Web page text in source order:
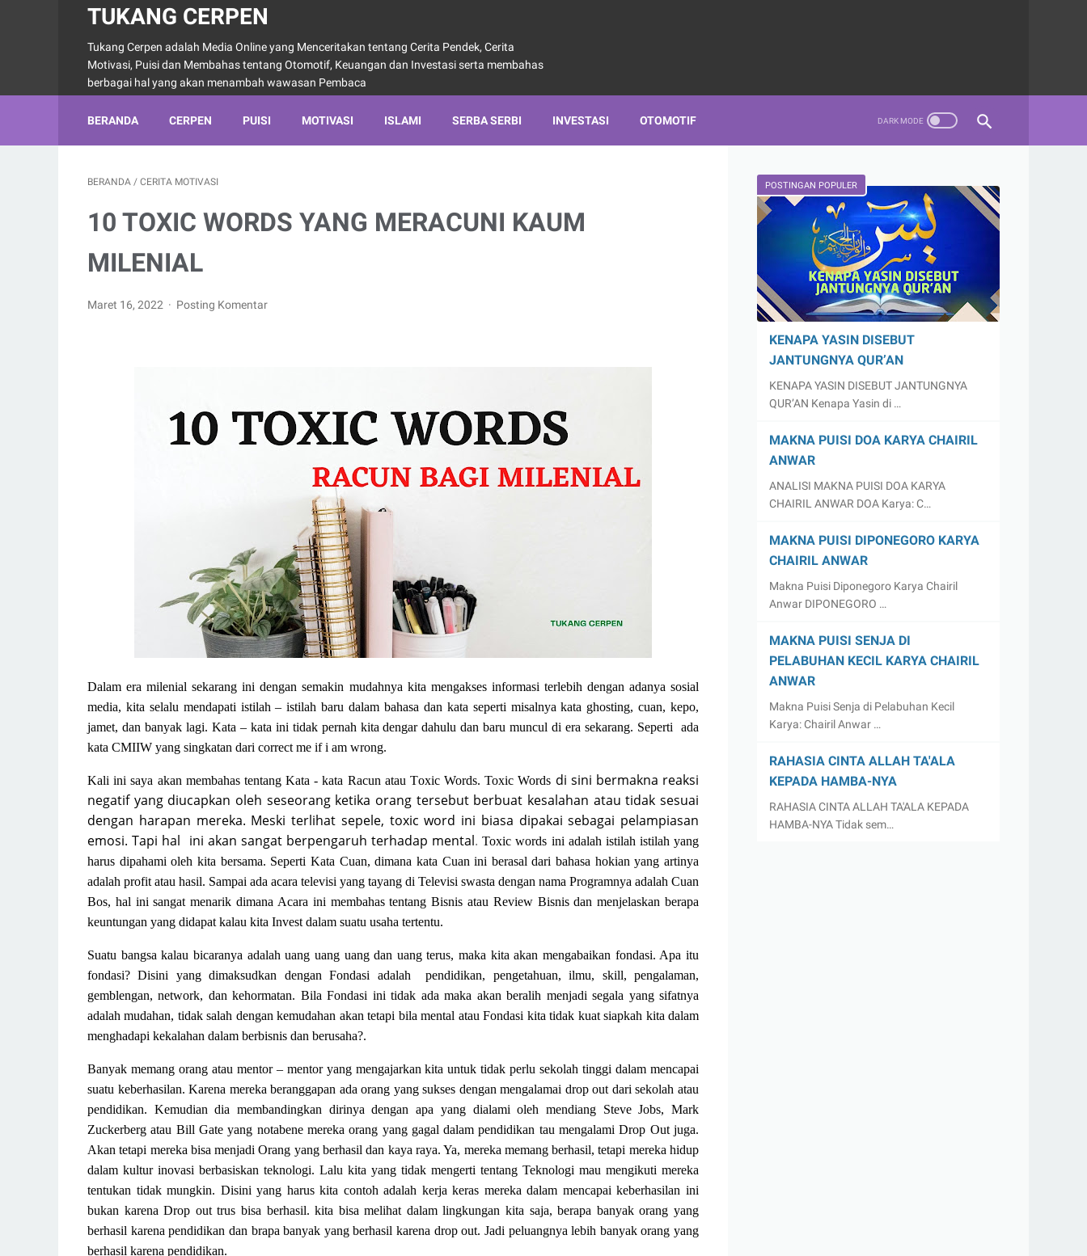
TUKANG CERPEN
Tukang Cerpen adalah Media Online yang Menceritakan tentang Cerita Pendek, Cerita
Motivasi, Puisi dan Membahas tentang Otomotif, Keuangan dan Investasi serta membahas
berbagai hal yang akan menambah wawasan Pembaca
BERANDA CERPEN PUISI MOTIVASI ISLAMI SERBA SERBI INVESTASI OTOMOTIF
BERANDA / CERITA MOTIVASI
10 TOXIC WORDS YANG MERACUNI KAUM
MILENIAL
Maret 16, 2022 Posting Komentar
Dalam era milenial sekarang ini dengan semakin mudahnya kita mengakses informasi terlebih dengan adanya sosial
media, kita selalu mendapati istilah–istilah baru dalam bahasa dan kata seperti misalnya kata ghosting, cuan, kepo,
jamet, dan banyak lagi. Kata – kata ini tidak pernah kita dengar dahulu dan baru muncul di era sekarang. Seperti
ada
kata CMIIW yang singkatan dari correct me if i am wrong.
Kali ini saya akan membahas tentang Kata - kata Racun atau ToxicWords.Toxic Words di sini bermakna reaksi
negatif yang diucapkan oleh seseorang ketika orang tersebut berbuat kesalahan atau tidak sesuai
dengan harapan mereka. Meski terlihat sepele, toxic word ini biasa dipakai sebagai pelampiasan
emosi. Tapi hal ini akan sangat berpengaruh terhadap mental. Toxic words ini adalah istilah istilah yang
harus dipahami oleh kita bersama. Seperti Kata Cuan, dimana kata Cuan ini berasal dari bahasa hokian yang artinya
adalah profit atau hasil. Sampai ada acara televisi yang tayang di Televisi swasta dengan nama Programnya adalah Cuan
Bos, hal ini sangat menarik dimana Acara ini membahas tentang Bisnis atau Review Bisnis dan menjelaskan berapa
keuntungan yang didapat kalau kita Invest dalam suatu usaha tertentu.
Suatu bangsa kalau bicaranya adalah uang uang uang dan uang terus, maka kita akan mengabaikan fondasi. Apa itu
fondasi? Disini yang dimaksudkan dengan Fondasi adalah
pendidikan, pengetahuan, ilmu, skill, pengalaman,
gemblengan, network, dan kehormatan. Bila Fondasi ini tidak ada maka akan beralih menjadi segala yang sifatnya
adalah mudahan, tidak salah dengan kemudahan akan tetapi bila mental atau Fondasi kita tidak kuat siapkah kita dalam
menghadapi kekalahan dalam berbisnis dan berusaha?.
Banyak memang orang atau mentor – mentor yang mengajarkan kita untuk tidak perlu sekolah tinggi dalam mencapai
suatu keberhasilan. Karena mereka beranggapan ada orang yang sukses dengan mengalamai drop out dari sekolah atau
pendidikan. Kemudian dia membandingkan dirinya dengan apa yang dialami oleh mendiang SteveJobs, Mark
Zuckerberg atau Bill Gate yang notabene mereka orang yang gagal dalam pendidikan tau mengalami Drop Out juga.
Akan tetapi mereka bisa menjadi Orang yangberhasil dan kaya raya. Ya, mereka memang berhasil, tetapi mereka hidup
dalam kultur inovasi berbasiskan teknologi. Lalu kita yang tidak mengerti tentang Teknologi mau mengikuti mereka
tentukan tidak mungkin. Disini yang harus kita contoh adalah kerja keras mereka dalam mencapai keberhasilan ini
bukan karena Drop out trus bisa berhasil. kita bisa melihat dalam lingkungan kita saja, berapa banyak orang yang
berhasil karena pendidikan dan brapa banyak yang berhasil karena drop out. Jadi peluangnya lebih banyak orang yang
berhasil karena pendidikan.
POSTINGAN POPULER
KENAPA YASIN DISEBUT
JANTUNGNYA QUR’AN
KENAPA YASIN DISEBUT JANTUNGNYA
QUR’AN Kenapa Yasin di …
MAKNA PUISI DOA KARYA CHAIRIL
ANWAR
ANALISI MAKNA PUISI DOA KARYA
CHAIRIL ANWAR DOA Karya: C…
MAKNA PUISI DIPONEGORO KARYA
CHAIRIL ANWAR
Makna Puisi Diponegoro Karya Chairil
Anwar DIPONEGORO …
MAKNA PUISI SENJA DI
PELABUHAN KECIL KARYA CHAIRIL
ANWAR
Makna Puisi Senja di Pelabuhan Kecil
Karya: Chairil Anwar …
RAHASIA CINTA ALLAH TA'ALA
KEPADA HAMBA-NYA
RAHASIA CINTA ALLAH TA'ALA KEPADA
HAMBA-NYA Tidak sem…